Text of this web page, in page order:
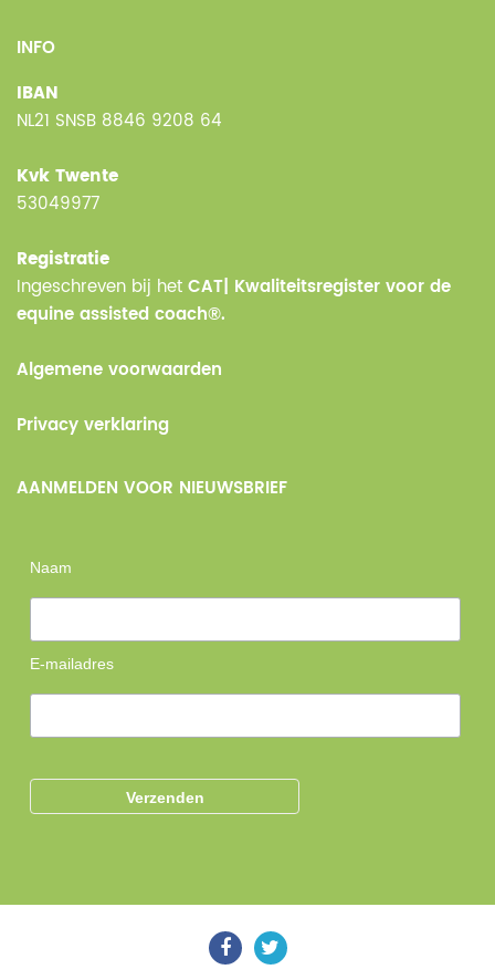
INFO
IBAN
NL21 SNSB 8846 9208 64
Kvk Twente
53049977
Registratie
Ingeschreven bij het CAT| Kwaliteitsregister voor de
equine assisted coach®.
Algemene voorwaarden
Privacy verklaring
AANMELDEN VOOR NIEUWSBRIEF
Naam
E-mailadres